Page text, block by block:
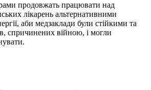
продовжать працювати над
лікарень альтернативними
аби медзаклади були стійкими та
спричинених війною, і могли